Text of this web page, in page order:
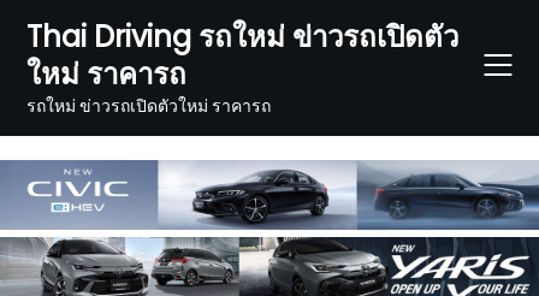
content
Thai Driving รถใหม่ ข่าวรถเปิดตัว
ใหม่ ราคารถ
รถใหม่ ข่าวรถเปิดตัวใหม่ ราคารถ